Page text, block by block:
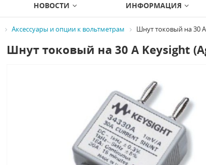
НОВОСТИ ИНФОРМАЦИЯ
Аксессуары и опции к вольтметрам Шнут токовый на 30
Шнут токовый на 30 A Keysight